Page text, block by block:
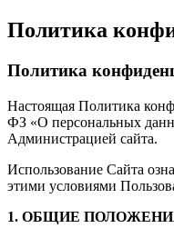
Политика
Политика
Настоящая Политика
ФЗ «О персональных
Администрацией сайта.
Использование Сайта
этими условиями
1. ОБЩИЕ